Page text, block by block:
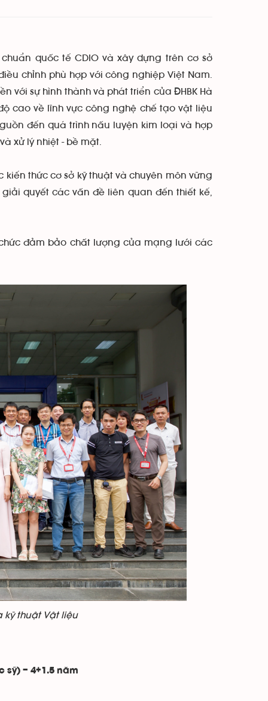
quốc tế CDIO và xây dựng trên cơ sở
chỉnh phù hợp với công nghiệp Việt Nam.
với sự hình thành và phát triển của ĐHBK Hà
cao về lĩnh vực công nghệ chế tạo vật liệu
đến quá trình nấu luyện kim loại và hợp
xử lý nhiệt - bề mặt.
thức cơ sở kỹ thuật và chuyên môn vững
quyết các vấn đề liên quan đến thiết kế,
đảm bảo chất lượng của mạng lưới các
kỹ thuật Vật liệu
sỹ) – 4+1.5 năm